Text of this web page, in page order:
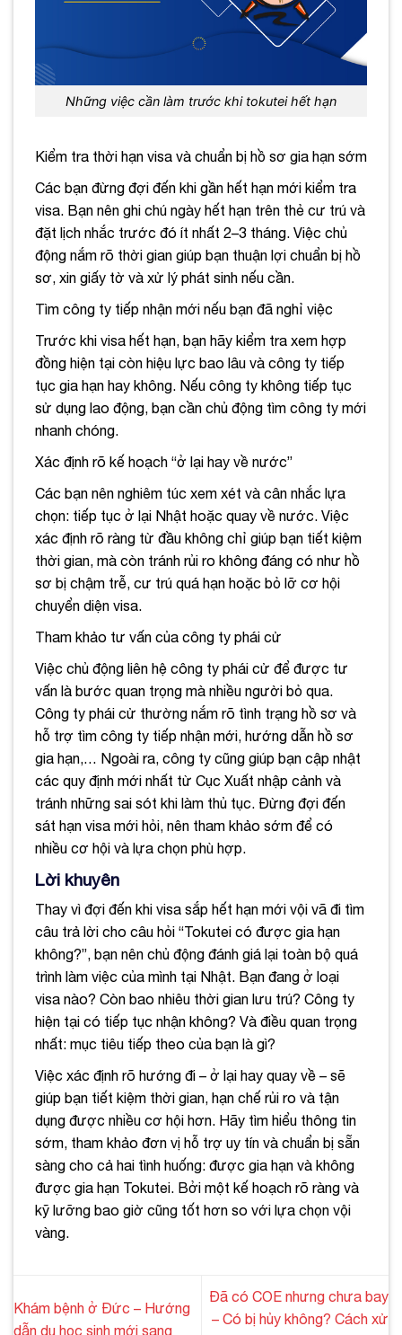
Những việc cần làm trước khi tokutei hết hạn
Kiểm tra thời hạn visa và chuẩn bị hồ sơ gia hạn sớm
Các bạn đừng đợi đến khi gần hết hạn mới kiểm tra
visa. Bạn nên ghi chú ngày hết hạn trên thẻ cư trú và
đặt lịch nhắc trước đó ít nhất 2–3 tháng. Việc chủ
động nắm rõ thời gian giúp bạn thuận lợi chuẩn bị hồ
sơ, xin giấy tờ và xử lý phát sinh nếu cần.
Tìm công ty tiếp nhận mới nếu bạn đã nghỉ việc
Trước khi visa hết hạn, bạn hãy kiểm tra xem hợp
đồng hiện tại còn hiệu lực bao lâu và công ty tiếp
tục gia hạn hay không. Nếu công ty không tiếp tục
sử dụng lao động, bạn cần chủ động tìm công ty mới
nhanh chóng.
Xác định rõ kế hoạch “ở lại hay về nước”
Các bạn nên nghiêm túc xem xét và cân nhắc lựa
chọn: tiếp tục ở lại Nhật hoặc quay về nước. Việc
xác định rõ ràng từ đầu không chỉ giúp bạn tiết kiệm
thời gian, mà còn tránh rủi ro không đáng có như hồ
sơ bị chậm trễ, cư trú quá hạn hoặc bỏ lỡ cơ hội
chuyển diện visa.
Tham khảo tư vấn của công ty phái cử
Việc chủ động liên hệ công ty phái cử để được tư
vấn là bước quan trọng mà nhiều người bỏ qua.
Công ty phái cử thường nắm rõ tình trạng hồ sơ và
hỗ trợ tìm công ty tiếp nhận mới, hướng dẫn hồ sơ
gia hạn,… Ngoài ra, công ty cũng giúp bạn cập nhật
các quy định mới nhất từ Cục Xuất nhập cảnh và
tránh những sai sót khi làm thủ tục. Đừng đợi đến
sát hạn visa mới hỏi, nên tham khảo sớm để có
nhiều cơ hội và lựa chọn phù hợp.
Lời khuyên
Thay vì đợi đến khi visa sắp hết hạn mới vội vã đi tìm
câu trả lời cho câu hỏi “Tokutei có được gia hạn
không?”, bạn nên chủ động đánh giá lại toàn bộ quá
trình làm việc của mình tại Nhật. Bạn đang ở loại
visa nào? Còn bao nhiêu thời gian lưu trú? Công ty
hiện tại có tiếp tục nhận không? Và điều quan trọng
nhất: mục tiêu tiếp theo của bạn là gì?
Việc xác định rõ hướng đi – ở lại hay quay về – sẽ
giúp bạn tiết kiệm thời gian, hạn chế rủi ro và tận
dụng được nhiều cơ hội hơn. Hãy tìm hiểu thông tin
sớm, tham khảo đơn vị hỗ trợ uy tín và chuẩn bị sẵn
sàng cho cả hai tình huống: được gia hạn và không
được gia hạn Tokutei. Bởi một kế hoạch rõ ràng và
kỹ lưỡng bao giờ cũng tốt hơn so với lựa chọn vội
vàng.
Khám bệnh ở Đức – Hướng
dẫn du học sinh mới sang
Đã có COE nhưng chưa bay
– Có bị hủy không? Cách xử